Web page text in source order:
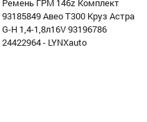
Ремень ГРМ 146z Комплект
93185849 Авео Т300 Круз Астра
G-H 1,4-1,8л16V 93196786
24422964 - LYNXauto